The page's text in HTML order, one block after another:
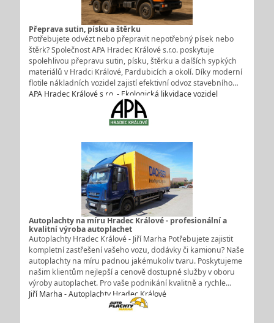
Přeprava sutin, písku a štěrku
Potřebujete odvézt nebo přepravit nepotřebný písek nebo
štěrk? Společnost APA Hradec Králové s.r.o. poskytuje
spolehlivou přepravu sutin, písku, štěrku a dalších sypkých
materiálů v Hradci Králové, Pardubicích a okolí. Díky moderní
flotile nákladních vozidel zajistí efektivní odvoz stavebního…
APA Hradec Králové s.r.o. - Ekologická likvidace vozidel
Autoplachty na míru Hradec Králové - profesionální a
kvalitní výroba autoplachet
Autoplachty Hradec Králové - Jiří Marha Potřebujete zajistit
kompletní zastřešení vašeho vozu, dodávky či kamionu? Naše
autoplachty na míru padnou jakémukoliv tvaru. Poskytujeme
našim klientům nejlepší a cenově dostupné služby v oboru
výroby autoplachet. Pro vaše podnikání kvalitně a rychle…
Jiří Marha - Autoplachty Hradec Králové